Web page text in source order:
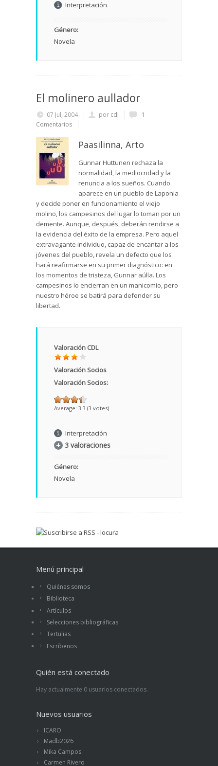
Interpretación
Género:
Novela
El molinero aullador
07 Jul, 2004 por cdl
1
Comentarios
Paasilinna, Arto
Gunnar Huttunen rechaza la
normalidad, la mediocridad y la
renuncia a los sueños. Cuando
aparece en un pueblo de Laponia
y decide poner en funcionamiento el viejo
molino, los campesinos del lugar lo toman por un
demente. Aunque, después, deberán rendirse a
la evidencia del éxito de la empresa. Pero aquel
extravagante individuo, capaz de encantar a los
jóvenes del pueblo, revela un defecto que los
hará reafirmarse en su primer diagnóstico: en
los momentos de tristeza, Gunnar aúlla. Los
campesinos lo encierran en un manicomio, pero
nuestro héroe se batirá para defender su
libertad.
Valoración CDL
Valoración Socios
Valoración Socios:
Average: 3.3 (3 votes)
Interpretación
3 valoraciones
Género:
Novela
Menú principal
Quiénes somos
Biblioteca
Artículos
Selecciones bibliográficas
Tertulias
Escríbenos
Quién está conectado
Hay actualmente 0 usuarios conectados.
Nuevos usuarios
ICARO
Madb2026
Mika Campos
Carmen Rivero